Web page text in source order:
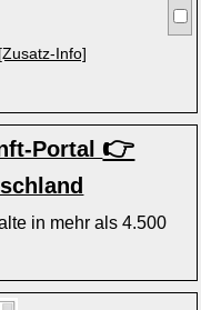
[Zusatz-Info]
Portal 👉
in mehr als 4.500